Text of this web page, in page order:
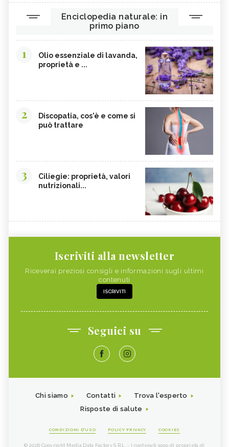
Enciclopedia naturale: in
primo piano
1
Olio essenziale di lavanda,
proprietà e ...
2
Discopatia, cos'è e come si
può trattare
3
Ciliegie: proprietà, valori
nutrizionali...
Iscriviti alla newsletter
Riceverai preziosi consigli e informazioni sugli ultimi
contenuti
ISCRIVITI
Seguici su
Chi siamo Contatti
Trova l'esperto
Risposte di salute
CONDIZIONI D'USO POLICY PRIVACY COOKIES
© 2026 Copyright Media Data Factory S.R.L. - I contenuti sono di proprietà di